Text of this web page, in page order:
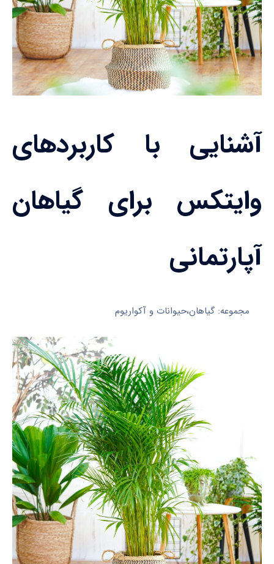
آشنایی با کاربردهای
وایتکس برای گیاهان
آپارتمانی
مجموعه: گیاهان،حیوانات و آکواریوم